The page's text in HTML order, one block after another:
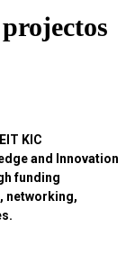
KIC
and Innovation
funding
networking,